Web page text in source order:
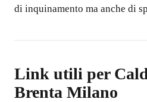
di inquinamento ma anche di
Link utili per
Brenta Milano